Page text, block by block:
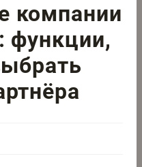
компании